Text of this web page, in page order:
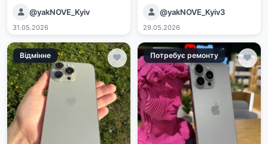
@yakNOVE_Kyiv
31.05.2026
@yakNOVE_Kyiv3
29.05.2026
Відмінне Потребує ремонту